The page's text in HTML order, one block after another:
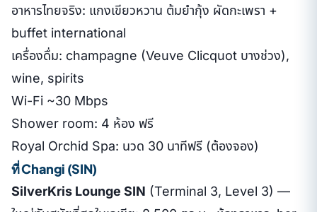
อาหารไทยจริง: แกงเขียวหวาน ต้มยำกุ้ง ผัดกะเพรา +
buffet international
เครื่องดื่ม: champagne (Veuve Clicquot บางช่วง),
wine, spirits
Wi-Fi ~30 Mbps
Shower room: 4 ห้อง ฟรี
Royal Orchid Spa: นวด 30 นาทีฟรี (ต้องจอง)
ที่ Changi (SIN)
SilverKris Lounge SIN (Terminal 3, Level 3) —